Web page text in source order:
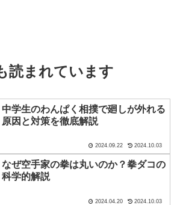
読まれています
中学生のわんぱく相撲で廻しが外れる
原因と対策を徹底解説
2024.09.22 2024.10.03
なぜ空手家の拳は丸いのか？拳ダコの
科学的解説
2024.04.20 2024.10.03